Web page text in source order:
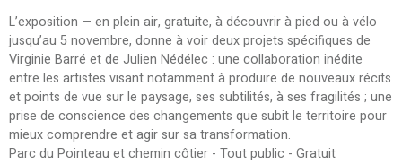
L’exposition — en plein air, gratuite, à découvrir à pied ou à vélo
jusqu’au 5 novembre, donne à voir deux projets spécifiques de
Virginie Barré et de Julien Nédélec : une collaboration inédite
entre les artistes visant notamment à produire de nouveaux récits
et points de vue sur le paysage, ses subtilités, à ses fragilités ; une
prise de conscience des changements que subit le territoire pour
mieux comprendre et agir sur sa transformation.
Parc du Pointeau et chemin côtier - Tout public - Gratuit